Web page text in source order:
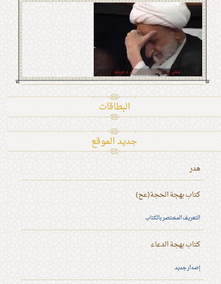
البطاقات
جديد الموقع
هدر
كتاب بهجة الحجة(عج)
التعريف المختصر بالكتاب
كتاب بهجة الدعاء
إصدار جديد